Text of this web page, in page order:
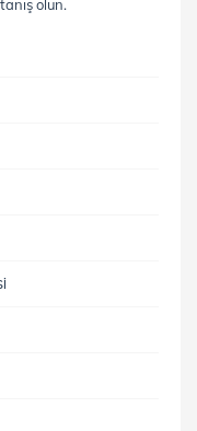
olun.